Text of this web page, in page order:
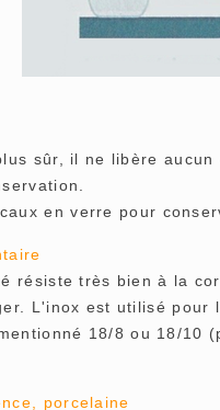
sûr, il ne libère
en verre pour
résiste très bien à la
L'inox est utilisé pour
18/8 ou 18/10
porcelaine